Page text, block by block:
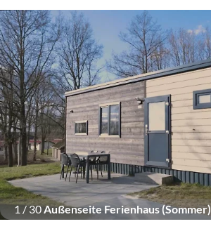
1/30Außenseite Ferienhaus (Sommer)